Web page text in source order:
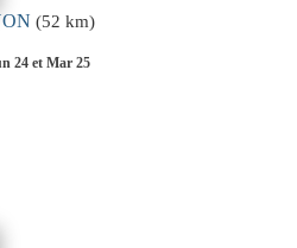
(52 km)
24 et Mar 25